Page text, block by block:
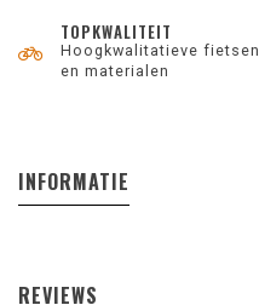
TOPKWALITEIT
Hoogkwalitatieve fietsen
en materialen
INFORMATIE
REVIEWS